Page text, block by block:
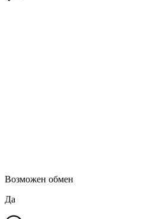
Возможен обмен
Да